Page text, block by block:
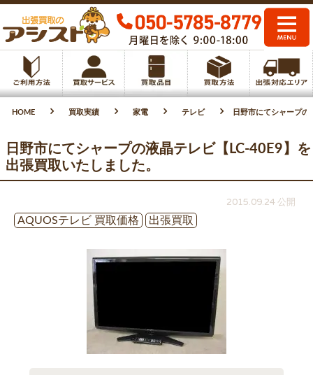
HOME 買取実績 家電 テレビ 日野市にてシャープ
日野市にてシャープの液晶テレビ【LC-40E9】を
出張買取いたしました。
2015.09.24 公開
AQUOSテレビ 買取価格
出張買取